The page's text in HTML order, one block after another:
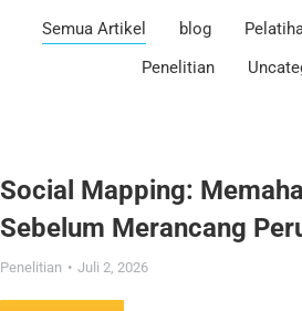
Semua Artikel blog
Penelitian
Social Mapping:
Sebelum Merancang
Penelitian Juli 2, 2026